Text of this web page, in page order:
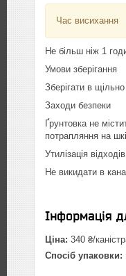
Час висихання
Не більш ніж 1
Умови зберігання
Зберігати в
Заходи безпеки
Ґрунтовка не
потрапляння на
Утилізація відходів
Не викидати в
Інформація
Ціна: 340 ₴/
Спосіб упаковки: